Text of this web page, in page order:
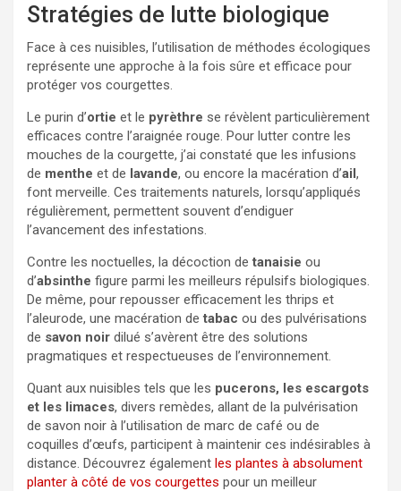
Stratégies de lutte biologique
Face à ces nuisibles, l’utilisation de méthodes écologiques
représente une approche à la fois sûre et efficace pour
protéger vos courgettes.
Le purin d’ortie et le pyrèthre se révèlent particulièrement
efficaces contre l’araignée rouge. Pour lutter contre les
mouches de la courgette, j’ai constaté que les infusions
de menthe et de lavande, ou encore la macération d’ail,
font merveille. Ces traitements naturels, lorsqu’appliqués
régulièrement, permettent souvent d’endiguer
l’avancement des infestations.
Contre les noctuelles, la décoction detanaisie ou
d’absinthe figure parmi les meilleurs répulsifs biologiques.
De même, pour repousser efficacement les thrips et
l’aleurode, une macération detabac ou des pulvérisations
de savon noir dilué s’avèrent être des solutions
pragmatiques et respectueuses de l’environnement.
Quant aux nuisibles tels que les pucerons, les escargots
et les limaces, divers remèdes, allant de la pulvérisation
de savon noir à l’utilisation de marc de café ou de
coquilles d’œufs, participent à maintenir ces indésirables à
distance. Découvrez également les plantes à absolument
planter à côté de vos courgettes pour un meilleur